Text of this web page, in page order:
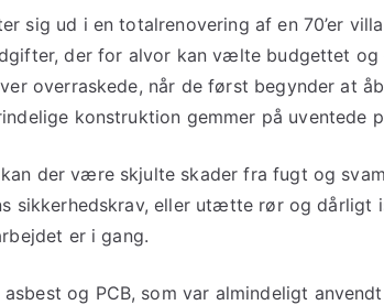
sig ud i en totalrenovering af en 70’er
der for alvor kan vælte budgettet og
overraskede, når de først begynder at
konstruktion gemmer på uventede
der være skjulte skader fra fugt og
sikkerhedskrav, eller utætte rør og dårligt
er i gang.
asbest og PCB, som var almindeligt